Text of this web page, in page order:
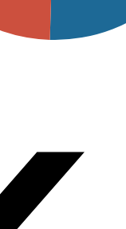
attraverso la
il candidato che
regionale.
se ha ottenuto
Regionale, vige
separatamente
è passato da 42 a 30
secondo da
però in vigore